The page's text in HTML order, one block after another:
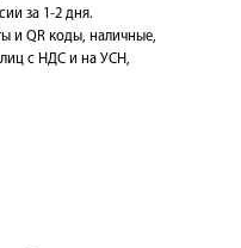
за 1-2 дня.
и QR коды, наличные,
с НДС и на УСН,